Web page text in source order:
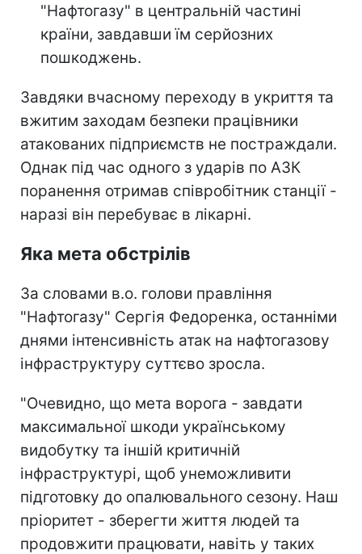
"Нафтогазу" в центральній частині
країни, завдавши їм серйозних
пошкоджень.
Завдяки вчасному переходу в укриття та
вжитим заходам безпеки працівники
атакованих підприємств не постраждали.
Однак під час одного з ударів по АЗК
поранення отримав співробітник станції -
наразі він перебуває в лікарні.
Яка мета обстрілів
За словами в.о. голови правління
"Нафтогазу" Сергія Федоренка, останніми
днями інтенсивність атак на нафтогазову
інфраструктуру суттєво зросла.
"Очевидно, що мета ворога - завдати
максимальної шкоди українському
видобутку та іншій критичній
інфраструктурі, щоб унеможливити
підготовку до опалювального сезону. Наш
пріоритет - зберегти життя людей та
продовжити працювати, навіть у таких